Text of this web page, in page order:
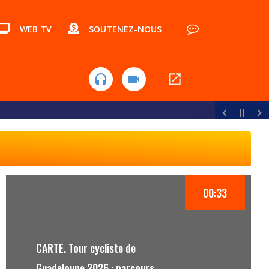
WEB TV SOUTENEZ-NOUS
headset videocam open_in_new
CARTE. Tour cycliste de
00:33